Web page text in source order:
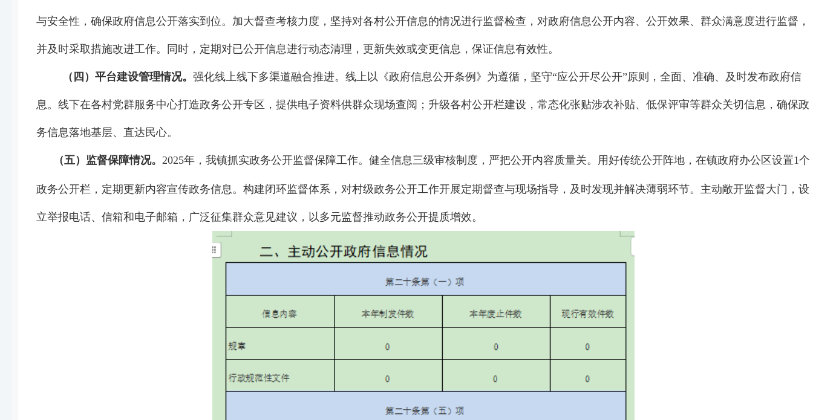
与安全性，确保政府信息公开落实到位。加大督查考核力度，坚持对各村公开信息的情况进行监督检查，对政府信息公开内容、公开效果、群众满意度进行监督，
并及时采取措施改进工作。 同时，定期对已公开信息进行动态清理，更新失效或变更信息，保证信息有效性。
（四）平台建设管理情况。 强化线上线下多渠道融合推进。线上以《政府信息公开条例》为遵循，坚守“应公开尽公开”原则，全面、准确、及时发布政府信
息。线下在各村党群服务中心打造政务公开专区，提供电子资料供群众现场查阅；升级各村公开栏建设，常态化张贴涉农补贴、低保评审等群众关切信息，确保政
务信息落地基层、直达民心。
（五）监督保障情况。 2025年，我镇抓实政务公开监督保障工作。健全信息三级审核制度，严把公开内容质量关。用好传统公开阵地，在镇政府办公区设置1个
政务公开栏，定期更新内容宣传政务信息。构建闭环监督体系，对村级政务公开工作开展定期督查与现场指导，及时发现并解决薄弱环节。主动敞开监督大门，设
立举报电话、信箱和电子邮箱，广泛征集群众意见建议，以多元监督推动政务公开提质增效。